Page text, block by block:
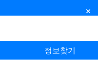
닫
정보찾기